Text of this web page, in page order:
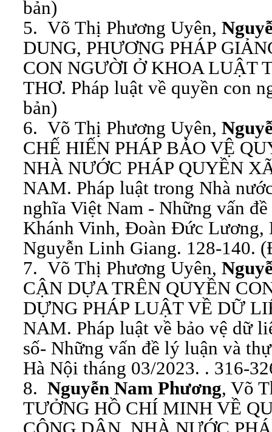
bản)
5. Võ Thị Phương Uyên,
DUNG, PHƯƠNG PHÁP
CON NGƯỜI Ở KHOA LUẬT
THƠ. Pháp luật về quyền con
bản)
6. Võ Thị Phương Uyên,
CHẾ HIẾN PHÁP BẢO VỆ
NHÀ NƯỚC PHÁP QUYỀN
NAM. Pháp luật trong Nhà
nghĩa Việt Nam - Những vấn
Khánh Vinh, Đoàn Đức Lương,
Nguyễn Linh Giang. 128-140.
7. Võ Thị Phương Uyên,
CẬN DỰA TRÊN QUYỀN
DỰNG PHÁP LUẬT VỀ DỮ
NAM. Pháp luật về bảo vệ dữ
số- Những vấn đề lý luận và
Hà Nội tháng 03/2023. . 316-
8. Nguyễn Nam Phương, Võ
TƯỞNG HỒ CHÍ MINH VỀ